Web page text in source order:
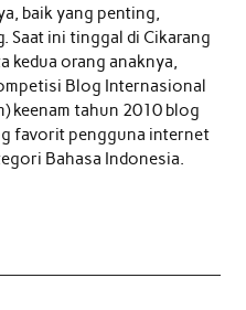
baik yang penting,
Saat ini tinggal di Cikarang
kedua orang anaknya,
Blog Internasional
keenam tahun 2010 blog
favorit pengguna internet
Bahasa Indonesia.